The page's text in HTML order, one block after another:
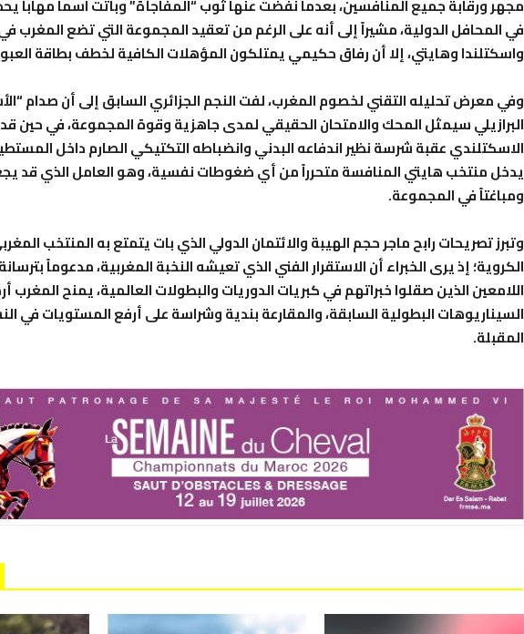
مجهر ورقابة جميع المنافسين، بعدما نفضت عنها ثوب “المفاجأة” وباتت اسماً مهاباً
في المحافل الدولية، مشيراً إلى أنه على الرغم من تعقيد المجموعة التي تضع المغرب
واسكتلندا وهايتي، إلا أن رفاق حكيمي يمتلكون المؤهلات الكافية لخطف بطاقة العبور
وفي معرض تحليله التقني لخصوم المغرب، لفت النجم الجزائري السابق إلى أن صدام
البرازيلي سيمثل المحك والامتحان الحقيقي لمدى جاهزية وقوة المجموعة، في حين
الاسكتلندي عقبة شرسة نظير اندفاعه البدني وانضباطه التكتيكي الصارم داخل
يدخل منتخب هايتي المنافسة متحرراً من أي ضغوطات نفسية، وهو العامل الذي قد
ومباغتاً في المجموعة.
وتبرز تصريحات رابح ماجر حجم الهيبة والائتمان الدولي الذي بات يتمتع به المنتخب
الكروية؛ إذ يرى الخبراء أن الاستقرار الفني الذي تعيشه النخبة المغربية، مدعوماً
اللامعين الذين صقلوا خبراتهم في كبريات الدوريات والبطولات العالمية، يمنح المغرب
السيناريوهات البطولية السابقة، والمقارعة بندية وشراسة على أرفع المستويات في
المقبلة.